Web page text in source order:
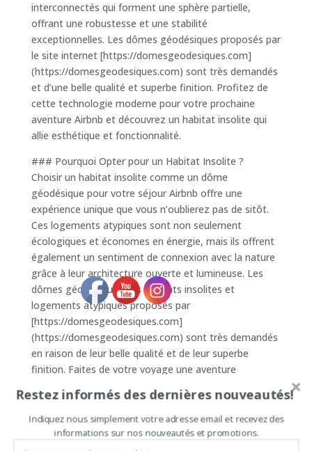
interconnectés qui forment une sphère partielle,
offrant une robustesse et une stabilité
exceptionnelles. Les dômes géodésiques proposés par
le site internet [https://domesgeodesiques.com]
(https://domesgeodesiques.com) sont très demandés
et d’une belle qualité et superbe finition. Profitez de
cette technologie moderne pour votre prochaine
aventure Airbnb et découvrez un habitat insolite qui
allie esthétique et fonctionnalité.
### Pourquoi Opter pour un Habitat Insolite ?
Choisir un habitat insolite comme un dôme
géodésique pour votre séjour Airbnb offre une
expérience unique que vous n’oublierez pas de sitôt.
Ces logements atypiques sont non seulement
écologiques et économes en énergie, mais ils offrent
également un sentiment de connexion avec la nature
grâce à leur architecture ouverte et lumineuse. Les
dômes géodésiques, les habitats insolites et
logements atypiques proposés par
[https://domesgeodesiques.com]
(https://domesgeodesiques.com) sont très demandés
en raison de leur belle qualité et de leur superbe
finition. Faites de votre voyage une aventure
Airbnb
Sur Airbnb, les dômes géodésiques séduisent par leur
Restez informés des dernières nouveautés!
Indiquez nous simplement votre adresse email et recevez des
informations sur nos nouveautés et promotions.